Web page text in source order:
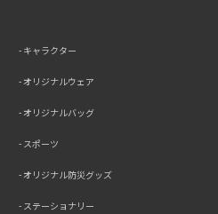
キャラクター
オリジナルウェア
オリジナルバッグ
スポーツ
オリジナル防災グッズ
ステーショナリー